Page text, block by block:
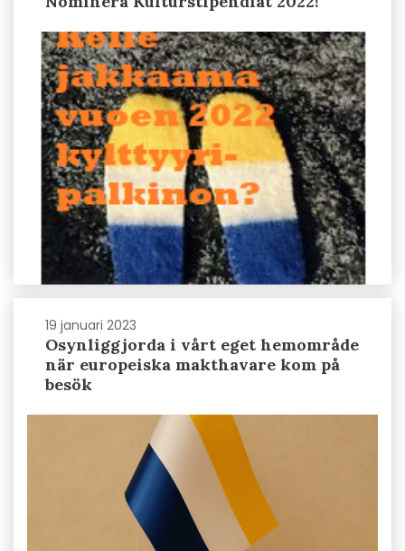
19 januari 2023
Osynliggjorda i vårt eget hemområde
när europeiska makthavare kom på
besök